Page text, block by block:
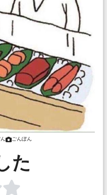
ごんぽん
た